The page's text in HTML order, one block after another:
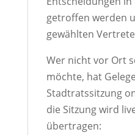
getroffen werden
gewählten
Wer nicht vor Ort
möchte, hat
Stadtratssitzung
die Sitzung wird
übertragen: